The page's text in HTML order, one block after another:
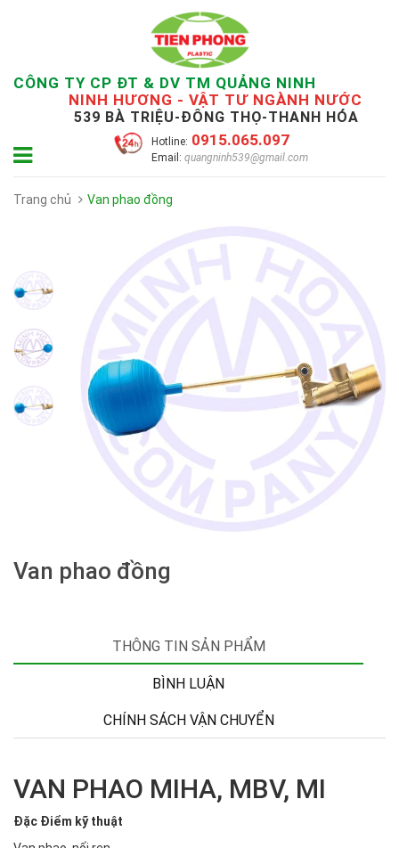
CÔNG TY CP ĐT & DV TM QUẢNG NINH
NINH HƯƠNG - VẬT TƯ NGÀNH NƯỚC
539 BÀ TRIỆU-ĐÔNG THỌ-THANH HÓA
Hotline: 0915.065.097
Email: quangninh539@gmail.com
Trang chủ Van phao đồng
Van phao đồng
THÔNG TIN SẢN PHẨM
BÌNH LUẬN
CHÍNH SÁCH VẬN CHUYỂN
VAN PHAO MIHA, MBV, MI
Đặc Điểm kỹ thuật